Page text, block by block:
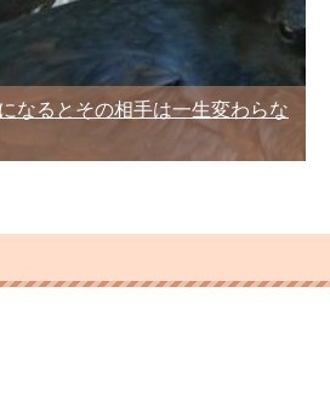
なるとその相手は一生変わらな